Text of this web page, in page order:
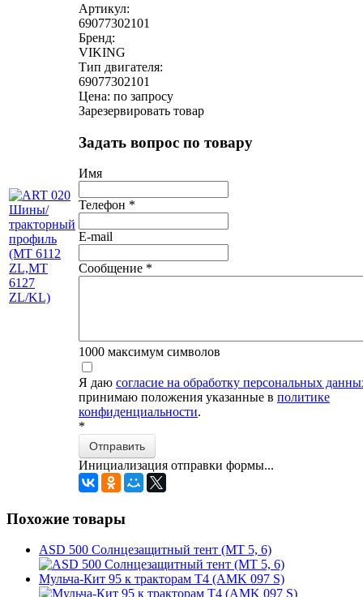
Артикул:
69077302101
Бренд:
VIKING
Тип двигателя:
69077302101
Цена: по запросу
Зарезервировать товар
Задать вопрос по товару
Имя
Телефон *
E-mail
Сообщение *
1000 максимум символов
Я даю согласие на обработку персональных
принимаю положения указанные в политике
конфиденциальности.
*
Отправить
Инициализация отправки формы...
Похожие товары
ASD 500 Солнцезащитный тент (МТ 5, 6)
Мульча-Кит 95 к тракторам T4 (AMK 097 S)